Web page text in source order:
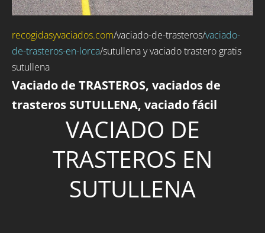
recogidasyvaciados.com/vaciado-de-trasteros/vaciado-
de-trasteros-en-lorca/sutullena y vaciado trastero gratis
sutullena
Vaciado de TRASTEROS, vaciados de
trasteros SUTULLENA, vaciado fácil
VACIADO DE
TRASTEROS EN
SUTULLENA